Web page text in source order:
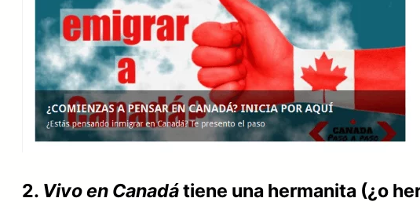
2. Vivo en Canadátiene una hermanita (¿o